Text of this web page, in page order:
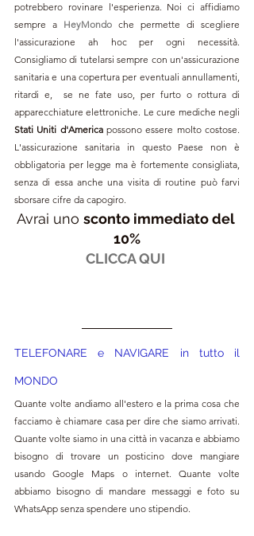
potrebbero rovinare l'esperienza. Noi ci affidiamo
sempre a HeyMondo che permette di scegliere
l'assicurazione ah hoc per ogni necessità.
Consigliamo di tutelarsi sempre con un'assicurazione
sanitaria e una copertura per eventuali annullamenti,
ritardi e,  se ne fate uso, per furto o rottura di
Stati Uniti d'America possono essere molto costose.
L'assicurazione sanitaria in questo Paese non è
obbligatoria per legge ma è fortemente consigliata,
senza di essa anche una visita di routine può farvi
sborsare cifre da capogiro.
Avrai uno sconto immediato del
10%
CLICCA QUI
TELEFONARE e NAVIGARE in tutto il
MONDO
Quante volte andiamo all'estero e la prima cosa che
facciamo è chiamare casa per dire che siamo arrivati.
Quante volte siamo in una città in vacanza e abbiamo
bisogno di trovare un posticino dove mangiare
usando Google Maps o internet. Quante volte
abbiamo bisogno di mandare messaggi e foto su
WhatsApp senza spendere uno stipendio.